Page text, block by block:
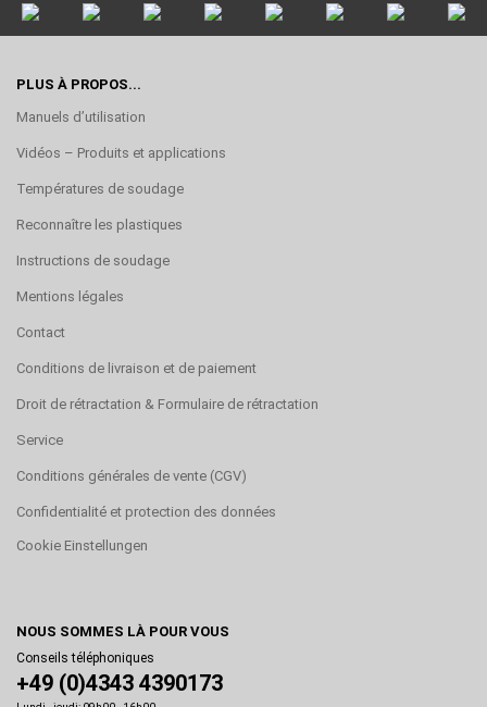
PLUS À PROPOS...
Manuels d’utilisation
Vidéos – Produits et applications
Températures de soudage
Reconnaître les plastiques
Instructions de soudage
Mentions légales
Contact
Conditions de livraison et de paiement
Droit de rétractation & Formulaire de rétractation
Service
Conditions générales de vente (CGV)
Confidentialité et protection des données
Cookie Einstellungen
NOUS SOMMES LÀ POUR VOUS
Conseils téléphoniques
+49 (0)4343 4390173